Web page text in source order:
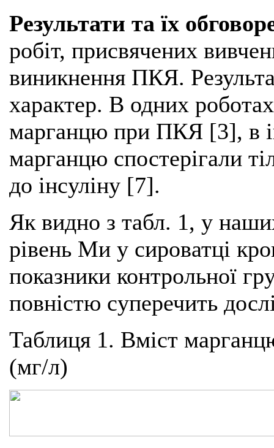
Результати та їх
робіт, присвячених
виникнення ПКЯ.
характер. В одних
марганцю при ПКЯ [3], в
марганцю спостерігали
до інсуліну [7].
Як видно з табл. 1, у
рівень Ми у сироватці
показники контрольної
повністю суперечить
Таблиця 1. Вміст
(мг/л)